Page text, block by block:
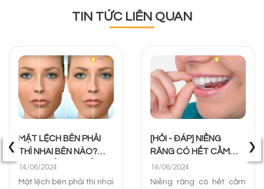
TIN TỨC LIÊN QUAN
MẶT LỆCH BÊN PHẢI
THÌ NHAI BÊN NÀO?
CÁCH ĐIỀU TRỊ TỐT
NHẤT
14/06/2024
Mặt lệch bên phải thì nhai
[HỎI - ĐÁP] NIỀNG
RĂNG CÓ HẾT CẰM
LẸM KHÔNG? PHƯƠNG
PHÁP XỬ LÝ
14/06/2024
Niềng răng có hết cằm
‹ ›